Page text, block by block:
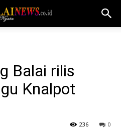
Balai rilis
Knalpot
0
236